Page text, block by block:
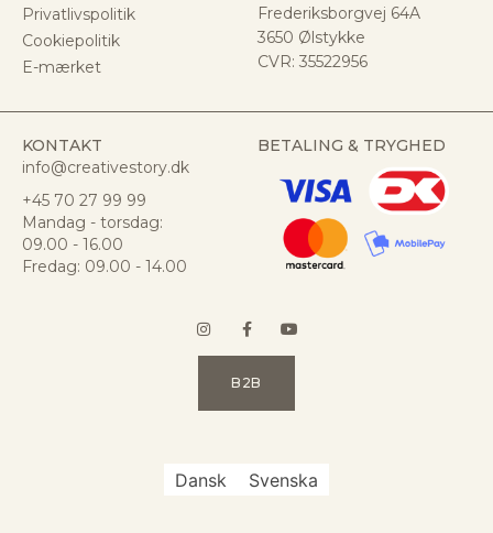
Privatlivspolitik
Cookiepolitik
E-mærket
Frederiksborgvej 64A
3650 Ølstykke
CVR: 35522956
KONTAKT
info@creativestory.dk
+45 70 27 99 99
Mandag - torsdag:
09.00 - 16.00
Fredag: 09.00 - 14.00
BETALING & TRYGHED
B2B
Dansk Svenska